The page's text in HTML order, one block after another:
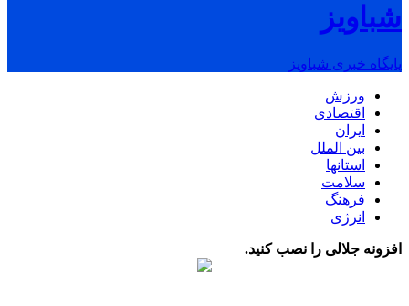
شباویز
پایگاه خبری شباویز
ورزش
اقتصادی
ایران
بین الملل
استانها
سلامت
فرهنگ
انرژی
افزونه جلالی را نصب کنید.